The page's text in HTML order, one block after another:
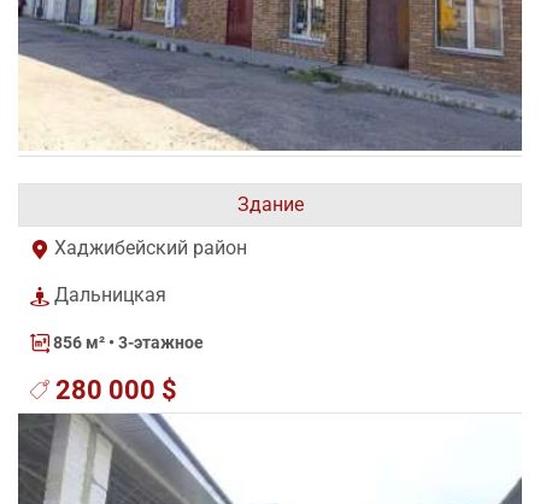
Здание
Хаджибейский район
Дальницкая
856 м² • 3-этажное
280 000 $